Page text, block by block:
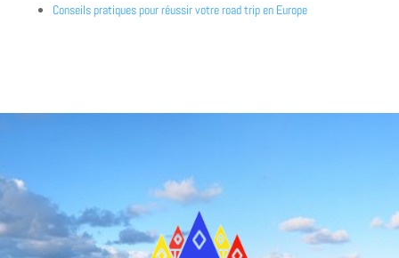
Conseils pratiques pour réussir votre road trip en Europe